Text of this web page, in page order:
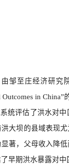
由邹至庄经济研究
Outcomes in China”
统评估了洪水对
大坝的县域表现
著，父母收入降
早期洪水暴露对